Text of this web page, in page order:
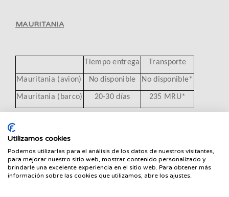
MAURITANIA
Tiempo entrega Transporte
Mauritania (avion) No disponible No disponible*
Mauritania (barco) 20-30 días 235 MRU*
*Desde 235,32 MRU y 490 MRU hasta 2 kilos. El
suplemento de coste por kilo adicional se calculará
antes de pagar al final del proceso de compra. Los días
del tiempo de entrega son aproximados y están
Utilizamos cookies
Podemos utilizarlas para el análisis de los datos de nuestros visitantes,
para mejorar nuestro sitio web, mostrar contenido personalizado y
brindarle una excelente experiencia en el sitio web. Para obtener más
información sobre las cookies que utilizamos, abre los ajustes.